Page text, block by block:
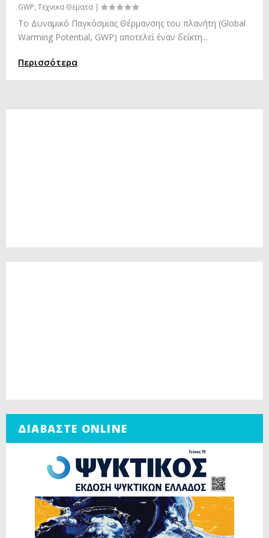
GWP, Τεχνικα Θεματα |
Το Δυναμικό Παγκόσμιας Θέρμανσης του πλανήτη (Global
Warming Potential, GWP) αποτελεί έναν δείκτη...
Περισσότερα
ΔΙΑΒΑΣΤΕ ONLINE